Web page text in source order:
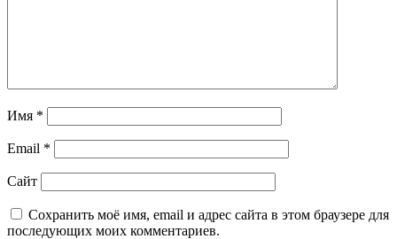
Имя *
Email *
Сайт
Сохранить моё имя, email и адрес сайта в этом браузере для
последующих моих комментариев.